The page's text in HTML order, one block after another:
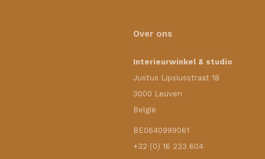
Over ons
Interieurwinkel & studio
Justus Lipsiusstraat 18
3000 Leuven
België
BE0640999061
+32 (0) 16 233 604